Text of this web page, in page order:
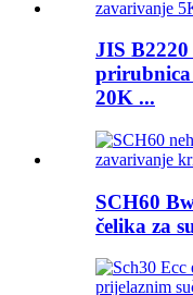
JIS
20K ...
SCH60
čelika za